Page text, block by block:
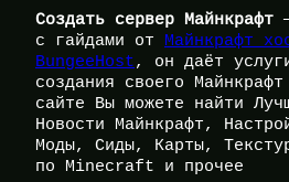
Создать сервер Майнкрафт
с гайдами от Майнкрафт
BungeeHost, он даёт
создания своего
сайте Вы можете найти
Новости Майнкрафт,
Моды, Сиды, Карты,
по Minecraft и прочее